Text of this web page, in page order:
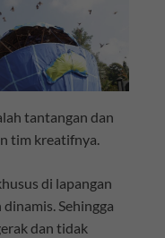
tantangan dan
tim kreatifnya.
di lapangan
Sehingga
dan tidak